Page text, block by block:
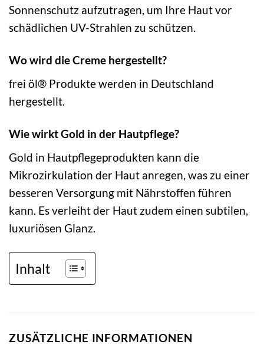
Sonnenschutz aufzutragen, um Ihre Haut vor
schädlichen UV-Strahlen zu schützen.
Wo wird die Creme hergestellt?
frei öl® Produkte werden in Deutschland
hergestellt.
Wie wirkt Gold in der Hautpflege?
Gold in Hautpflegeprodukten kann die
Mikrozirkulation der Haut anregen, was zu einer
besseren Versorgung mit Nährstoffen führen
kann. Es verleiht der Haut zudem einen subtilen,
luxuriösen Glanz.
Inhalt
ZUSÄTZLICHE INFORMATIONEN